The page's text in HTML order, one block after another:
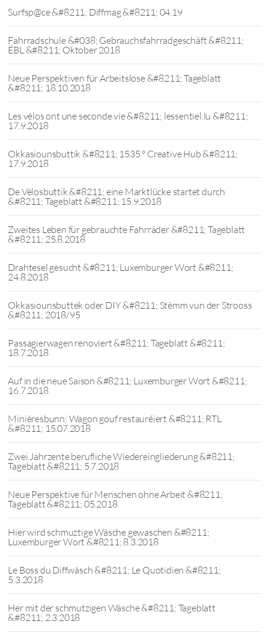
Surfsp@ce &#8211; Diffmag &#8211; 04.19
Fahrradschule &#038; Gebrauchsfahrradgeschäft &#8211;
ËBL &#8211; Oktober 2018
Neue Perspektiven für Arbeitslose &#8211; Tageblatt
&#8211; 18.10.2018
Les vélos ont une seconde vie &#8211; lessentiel.lu &#8211;
17.9.2018
Okkasiounsbuttik &#8211; 1535 ° Creative Hub &#8211;
17.9.2018
De Vëlosbuttik &#8211; eine Marktlücke startet durch
&#8211; Tageblatt &#8211; 15.9.2018
Zweites Leben für gebrauchte Fahrräder &#8211; Tageblatt
&#8211; 25.8.2018
Drahtesel gesucht &#8211; Luxemburger Wort &#8211;
24.8.2018
Okkasiounsbuttek oder DIY &#8211; Stëmm vun der Strooss
&#8211; 2018/95
Passagierwagen renoviert &#8211; Tageblatt &#8211;
18.7.2018
Auf in die neue Saison &#8211; Luxemburger Wort &#8211;
16.7.2018
Minièresbunn: Wagon gouf restauréiert &#8211; RTL
&#8211; 15.07.2018
Zwei Jahrzente berufliche Wiedereingliederung &#8211;
Tageblatt &#8211; 5.7.2018
Neue Perspektive für Menschen ohne Arbeit &#8211;
Tageblatt &#8211; 05.2018
Hier wird schmuztige Wäsche gewaschen &#8211;
Luxemburger Wort &#8211; 8.3.2018
Le Boss du Diffwäsch &#8211; Le Quotidien &#8211;
5.3.2018
Her mit der schmutzigen Wäsche &#8211; Tageblatt
&#8211; 2.3.2018